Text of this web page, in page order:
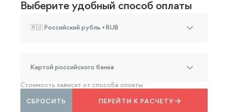
Выберите удобный способ оплаты
🇷🇺 Российский рубль • RUB
Картой российского банка
Стоимость зависит от способа оплаты
ПЕРЕЙТИ К РАСЧЕТУ
СБРОСИТЬ